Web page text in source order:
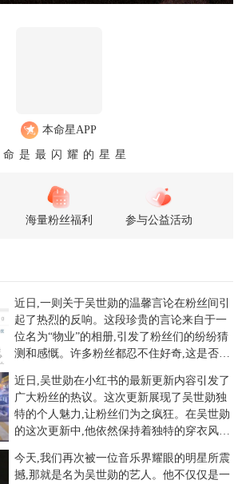
本命星APP
命是最闪耀的星星
海量粉丝福利 参与公益活动
近日,一则关于吴世勋的温馨言论在粉丝间引
起了热烈的反响。这段珍贵的言论来自于一
位名为“物业”的相册,引发了粉丝们的纷纷猜
测和感慨。许多粉丝都忍不住好奇,这是否是
近日,吴世勋在小红书的最新更新内容引发了
广大粉丝的热议。这次更新展现了吴世勋独
特的个人魅力,让粉丝们为之疯狂。在吴世勋
的这次更新中,他依然保持着独特的穿衣风
今天,我们再次被一位音乐界耀眼的明星所震
撼,那就是名为吴世勋的艺人。他不仅仅是一